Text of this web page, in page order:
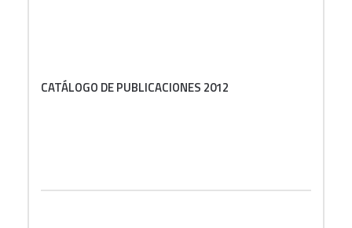
CATÁLOGO DE PUBLICACIONES 2012